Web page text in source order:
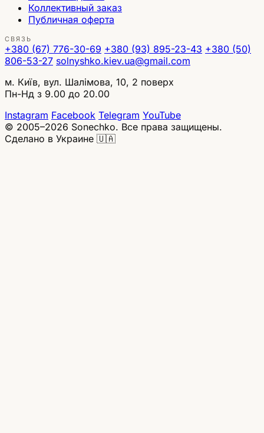
Коллективный заказ
Публичная оферта
СВЯЗЬ
+380 (67) 776-30-69 +380 (93) 895-23-43 +380 (50)
806-53-27 solnyshko.kiev.ua@gmail.com
м. Київ, вул. Шалімова, 10, 2 поверх
Пн-Нд з 9.00 до 20.00
Instagram Facebook Telegram YouTube
© 2005–2026 Sonechko. Все права защищены.
Сделано в Украине 🇺🇦